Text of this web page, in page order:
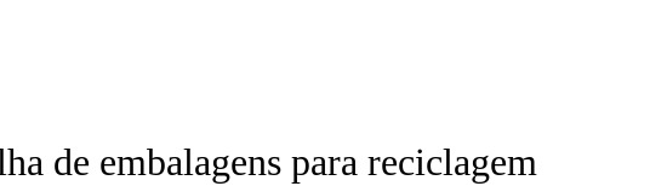
de embalagens para reciclagem